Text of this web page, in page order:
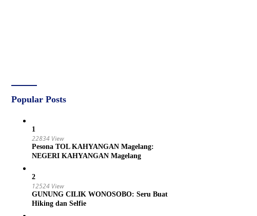
Popular Posts
1
22834 View
Pesona TOL KAHYANGAN Magelang:
NEGERI KAHYANGAN Magelang
2
12524 View
GUNUNG CILIK WONOSOBO: Seru Buat
Hiking dan Selfie